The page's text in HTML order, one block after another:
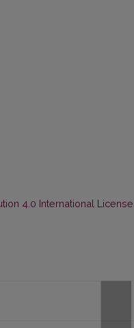
4.0 International License